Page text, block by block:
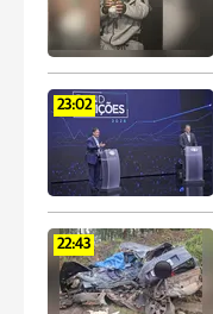
23:02
22:43